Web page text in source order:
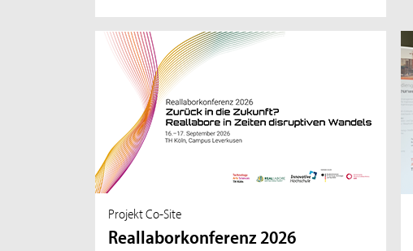
Projekt Co-Site
Reallaborkonferenz 2026